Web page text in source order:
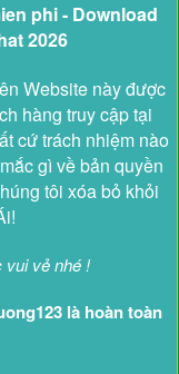
phi - Download
2026
Website này được
hàng truy cập tại
cứ trách nhiệm nào
gì về bản quyền
tôi xóa bỏ khỏi
vui vẻ nhé !
là hoàn toàn